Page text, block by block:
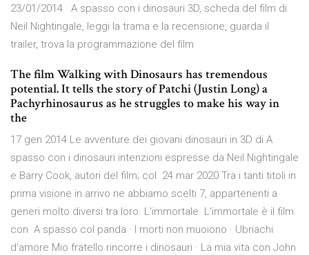
23/01/2014 · A spasso con i dinosauri 3D, scheda del film di
Neil Nightingale, leggi la trama e la recensione, guarda il
trailer, trova la programmazione del film
The film Walking with Dinosaurs has tremendous
potential. It tells the story of Patchi (Justin Long) a
Pachyrhinosaurus as he struggles to make his way in
the
17 gen 2014 Le avventure dei giovani dinosauri in 3D di A
spasso con i dinosauri intenzioni espresse da Neil Nightingale
e Barry Cook, autori del film; col 24 mar 2020 Tra i tanti titoli in
prima visione in arrivo ne abbiamo scelti 7, appartenenti a
generi molto diversi tra loro. L'immortale. L'immortale è il film
con A spasso col panda · I morti non muoiono · Ubriachi
d'amore Mio fratello rincorre i dinosauri · La mia vita con John